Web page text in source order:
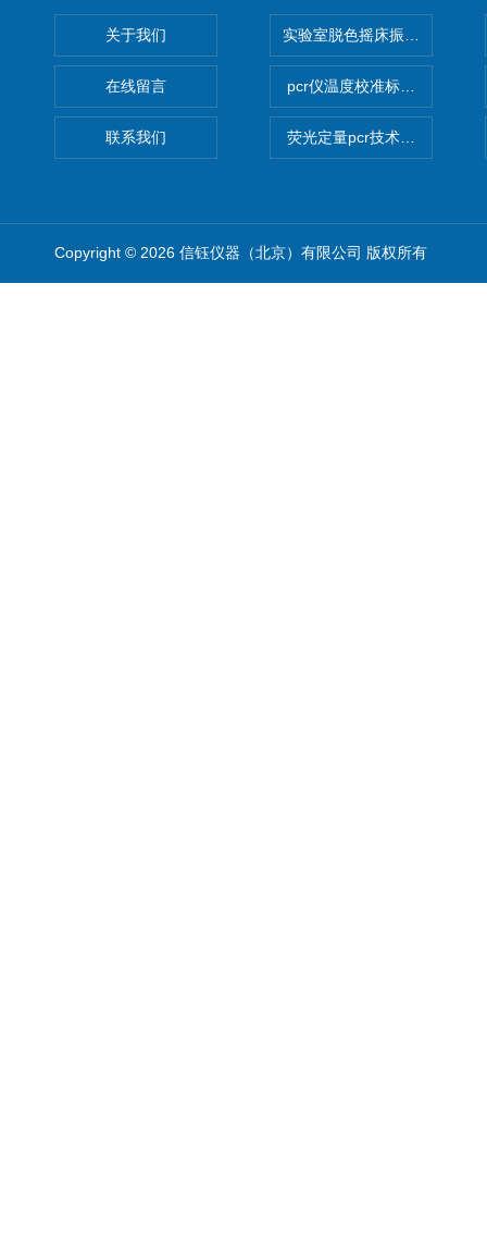
关于我们
在线留言
联系我们
实验室脱色摇床振荡器
pcr仪温度校准标定设备
荧光定量pcr技术定制化服务
Copyright © 2026 信钰仪器（北京）有限公司 版权所有